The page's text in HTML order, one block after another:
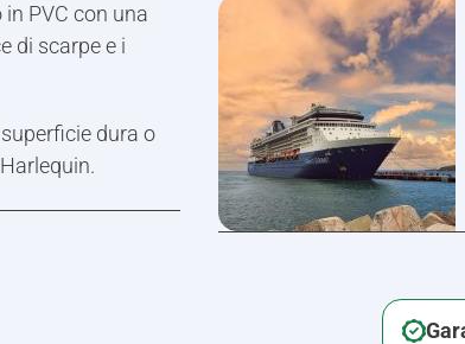
PVC con una
di scarpe e i
dura o